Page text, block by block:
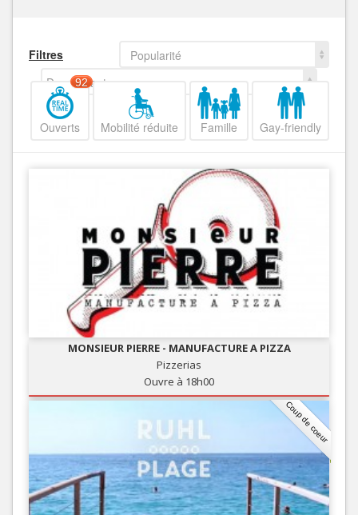
Filtres
Popularité
Decroissant
Ouverts
92
Mobilité réduite Famille Gay-friendly
MONSIEUR PIERRE - MANUFACTURE A PIZZA
Pizzerias
Ouvre à 18h00
Coup de coeur